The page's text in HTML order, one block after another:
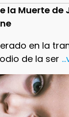
la Muerte de
en la
de la ser